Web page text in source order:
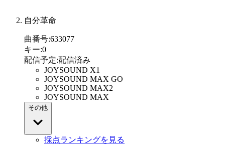
自分革命
曲番号:633077
キー:0
配信予定:配信済み
JOYSOUND X1
JOYSOUND MAX GO
JOYSOUND MAX2
JOYSOUND MAX
その他
採点ランキングを見る